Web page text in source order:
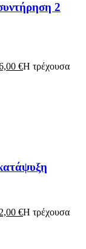
2
€Η τρέχουσα
€Η τρέχουσα